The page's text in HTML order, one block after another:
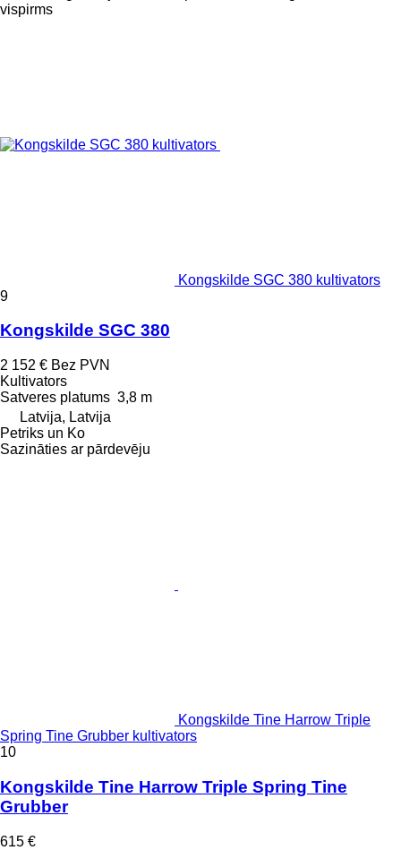
vispirms
Kongskilde SGC 380 kultivators
9
Kongskilde SGC 380
2 152 € Bez PVN
Kultivators
Satveres platums 3,8 m
Latvija, Latvija
Petriks un Ko
Sazināties ar pārdevēju
Kongskilde Tine Harrow Triple
Spring Tine Grubber kultivators
10
Kongskilde Tine Harrow Triple Spring Tine
Grubber
615 €